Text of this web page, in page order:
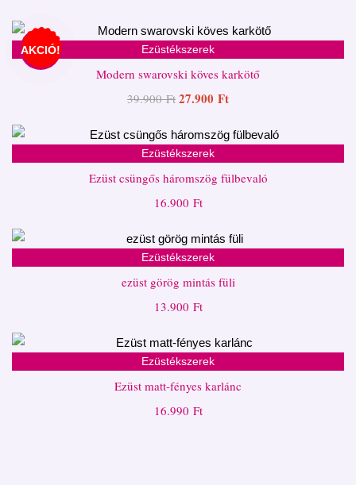
AKCIÓ! Ezüstékszerek
Modern swarovski köves karkötő
39.900Ft 27.900 Ft
Ezüstékszerek
Ezüst csüngős háromszög fülbevaló
16.900 Ft
Ezüstékszerek
ezüst görög mintás füli
13.900 Ft
Ezüstékszerek
Ezüst matt-fényes karlánc
16.990 Ft